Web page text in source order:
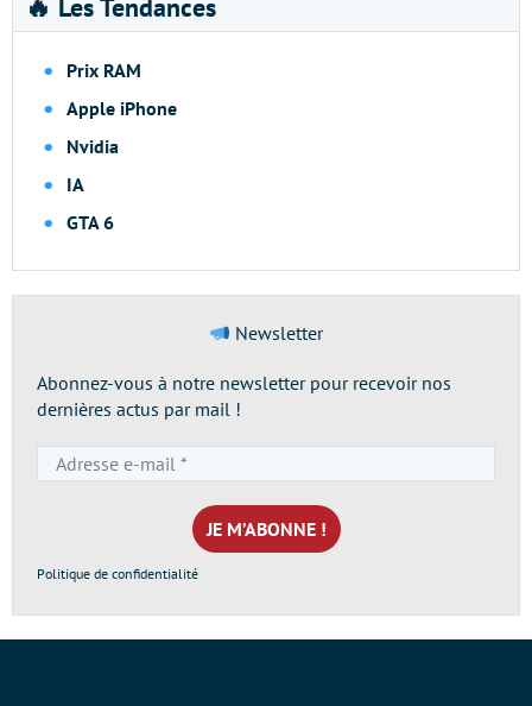
🔥 Les Tendances
Prix RAM
Apple iPhone
Nvidia
IA
GTA 6
Newsletter
Abonnez-vous à notre newsletter pour recevoir nos
dernières actus par mail !
e-
mail
*
Politique de confidentialité